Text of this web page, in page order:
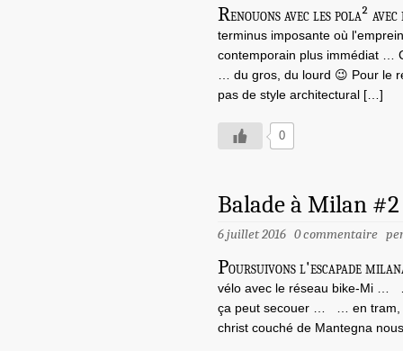
Renouons avec les pola²
terminus imposante où
contemporain plus immédiat …
… du gros, du lourd 😉 Pour le
pas de style architectural […]
0
Balade à Milan
6 juillet 2016 0 commentaire
Poursuivons l'escapade
vélo avec le réseau bike-Mi …
ça peut secouer … … en tram,
christ couché de Mantegna